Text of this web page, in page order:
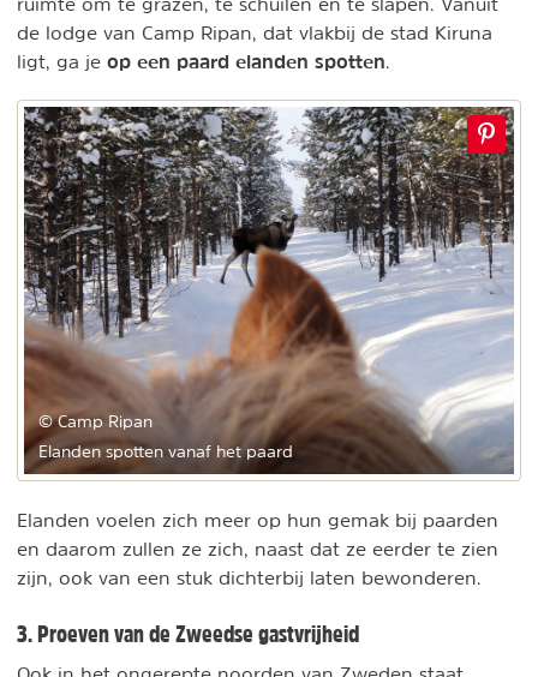
ruimte om te grazen, te schuilen en te slapen. Vanuit
de lodge van Camp Ripan, dat vlakbij de stad Kiruna
ligt, ga je op een paard elanden spotten.
© Camp Ripan
Elanden spotten vanaf het paard
Elanden voelen zich meer op hun gemak bij paarden
en daarom zullen ze zich, naast dat ze eerder te zien
zijn, ook van een stuk dichterbij laten bewonderen.
3. Proeven van de Zweedse gastvrijheid